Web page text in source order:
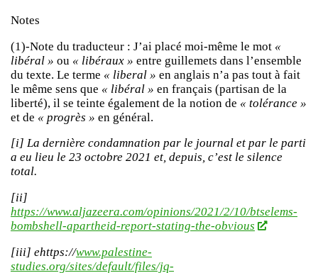
Notes
(1)-Note du traducteur : J’ai placé moi-même le mot «
libéral » ou « libéraux » entre guillemets dans l’ensemble
du texte. Le terme « liberal » en anglais n’a pas tout à fait
le même sens que « libéral » en français (partisan de la
liberté), il se teinte également de la notion de « tolérance »
et de « progrès » en général.
[i] La dernière condamnation par le journal et par le parti
a eu lieu le 23 octobre 2021 et, depuis, c’est le silence
total.
[ii]
https://www.aljazeera.com/opinions/2021/2/10/btselems-
bombshell-apartheid-report-stating-the-obvious
[iii] ehttps://www.palestine-
studies.org/sites/default/files/jq-